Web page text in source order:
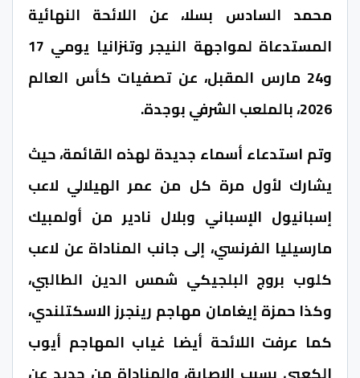
محمد السادس بسلا، عن اللائحة النهائية
المستدعاة لمواجهة النيجر وتنزانيا يومي 17
و24 مارس المقبل، عن تصفيات كأس العالم
2026، بالملعب الشرفي بوجدة
.
وتم استدعاء أسماء جديدة لهذه القائمة، حيث
يشارك لأول مرة كل من عمر الهيلالي لاعب
إسبانيول الإسباني وبلال نادير من أولمبيك
مارسيليا الفرنسي، إلى جانب المناداة عن لاعب
كلوب بروج البلجيكي شمس الدين الطالبي،
وكذا حمزة إيغامان مهاجم رينجرز الاسكتلندي،
كما عرفت اللائحة أيضا غياب المهاجم أيوب